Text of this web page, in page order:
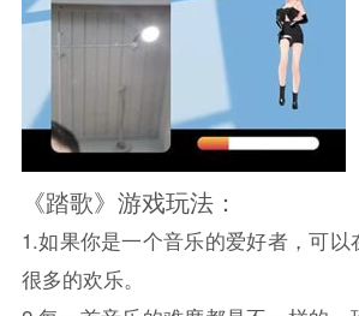
《踏歌》游戏玩法：
1.如果你是一个音乐的爱好者，可以
很多的欢乐。